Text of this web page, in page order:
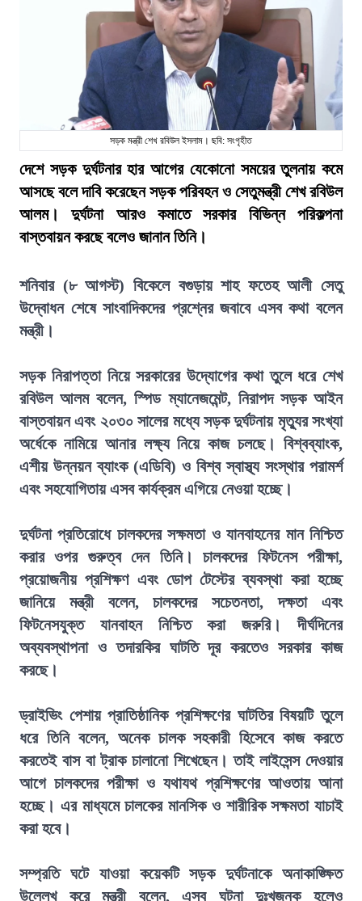
সড়ক মন্ত্রী শেখ রবিউল ইসলাম। ছবি: সংগৃহীত
দেশে সড়ক দুর্ঘটনার হার আগের যেকোনো সময়ের তুলনায় কমে
আসছে বলে দাবি করেছেন সড়ক পরিবহন ও সেতুমন্ত্রী শেখ রবিউল
আলম। দুর্ঘটনা আরও কমাতে সরকার বিভিন্ন পরিকল্পনা
বাস্তবায়ন করছে বলেও জানান তিনি।
শনিবার (৮ আগস্ট) বিকেলে বগুড়ায় শাহ ফতেহ আলী সেতু
উদ্বোধন শেষে সাংবাদিকদের প্রশ্নের জবাবে এসব কথা বলেন
মন্ত্রী।
সড়ক নিরাপত্তা নিয়ে সরকারের উদ্যোগের কথা তুলে ধরে শেখ
রবিউল আলম বলেন, স্পিড ম্যানেজমেন্ট, নিরাপদ সড়ক আইন
বাস্তবায়ন এবং ২০৩০ সালের মধ্যে সড়ক দুর্ঘটনায় মৃত্যুর সংখ্যা
অর্ধেকে নামিয়ে আনার লক্ষ্য নিয়ে কাজ চলছে। বিশ্বব্যাংক,
এশীয় উন্নয়ন ব্যাংক (এডিবি) ও বিশ্ব স্বাস্থ্য সংস্থার পরামর্শ
এবং সহযোগিতায় এসব কার্যক্রম এগিয়ে নেওয়া হচ্ছে।
দুর্ঘটনা প্রতিরোধে চালকদের সক্ষমতা ও যানবাহনের মান নিশ্চিত
করার ওপর গুরুত্ব দেন তিনি। চালকদের ফিটনেস পরীক্ষা,
প্রয়োজনীয় প্রশিক্ষণ এবং ডোপ টেস্টের ব্যবস্থা করা হচ্ছে
জানিয়ে মন্ত্রী বলেন, চালকদের সচেতনতা, দক্ষতা এবং
ফিটনেসযুক্ত যানবাহন নিশ্চিত করা জরুরি। দীর্ঘদিনের
অব্যবস্থাপনা ও তদারকির ঘাটতি দূর করতেও সরকার কাজ
করছে।
ড্রাইভিং পেশায় প্রাতিষ্ঠানিক প্রশিক্ষণের ঘাটতির বিষয়টি তুলে
ধরে তিনি বলেন, অনেক চালক সহকারী হিসেবে কাজ করতে
করতেই বাস বা ট্রাক চালানো শিখেছেন। তাই লাইসেন্স দেওয়ার
আগে চালকদের পরীক্ষা ও যথাযথ প্রশিক্ষণের আওতায় আনা
হচ্ছে। এর মাধ্যমে চালকের মানসিক ও শারীরিক সক্ষমতা যাচাই
করা হবে।
সম্প্রতি ঘটে যাওয়া কয়েকটি সড়ক দুর্ঘটনাকে অনাকাঙ্ক্ষিত
উল্লেখ করে মন্ত্রী বলেন, এসব ঘটনা দুঃখজনক হলেও